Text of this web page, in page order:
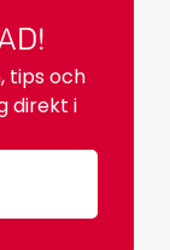
tips och
direkt i